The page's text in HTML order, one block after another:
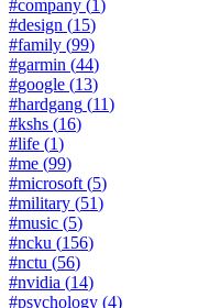
#company (1)
#design (15)
#family (99)
#garmin (44)
#google (13)
#hardgang (11)
#kshs (16)
#life (1)
#me (99)
#microsoft (5)
#military (51)
#music (5)
#ncku (156)
#nctu (56)
#nvidia (14)
#psychology (4)